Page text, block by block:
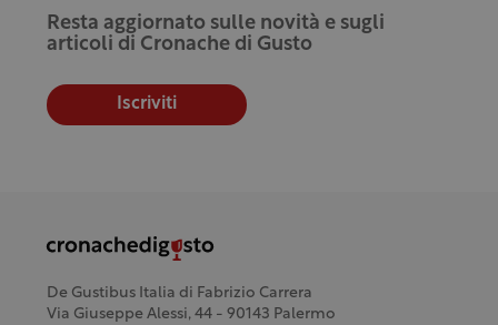
Resta aggiornato sulle novità e sugli
articoli di Cronache di Gusto
Iscriviti
De Gustibus Italia di Fabrizio Carrera
Via Giuseppe Alessi, 44 - 90143 Palermo